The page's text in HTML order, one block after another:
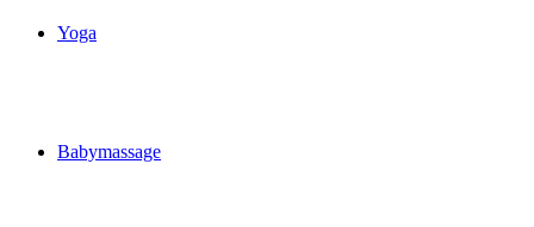
Yoga
Babymassage